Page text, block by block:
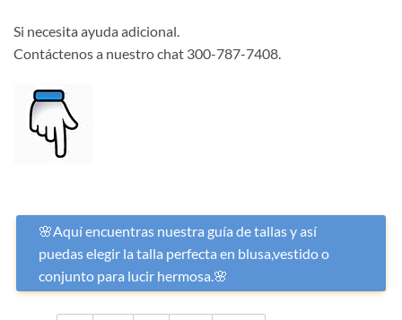
Si necesita ayuda adicional.
Contáctenos a nuestro chat 300-787-7408.
🌸Aquí encuentras nuestra guía de tallas y así
puedas elegir la talla perfecta en blusa,vestido o
conjunto para lucir hermosa.🌸